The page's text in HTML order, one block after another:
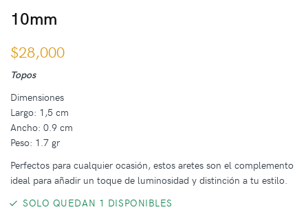
10mm
$28,000
Topos
Dimensiones
Largo: 1,5 cm
Ancho: 0.9 cm
Peso: 1.7 gr
Perfectos para cualquier ocasión, estos aretes son el complemento
ideal para añadir un toque de luminosidad y distinción a tu estilo.
SOLO QUEDAN 1 DISPONIBLES